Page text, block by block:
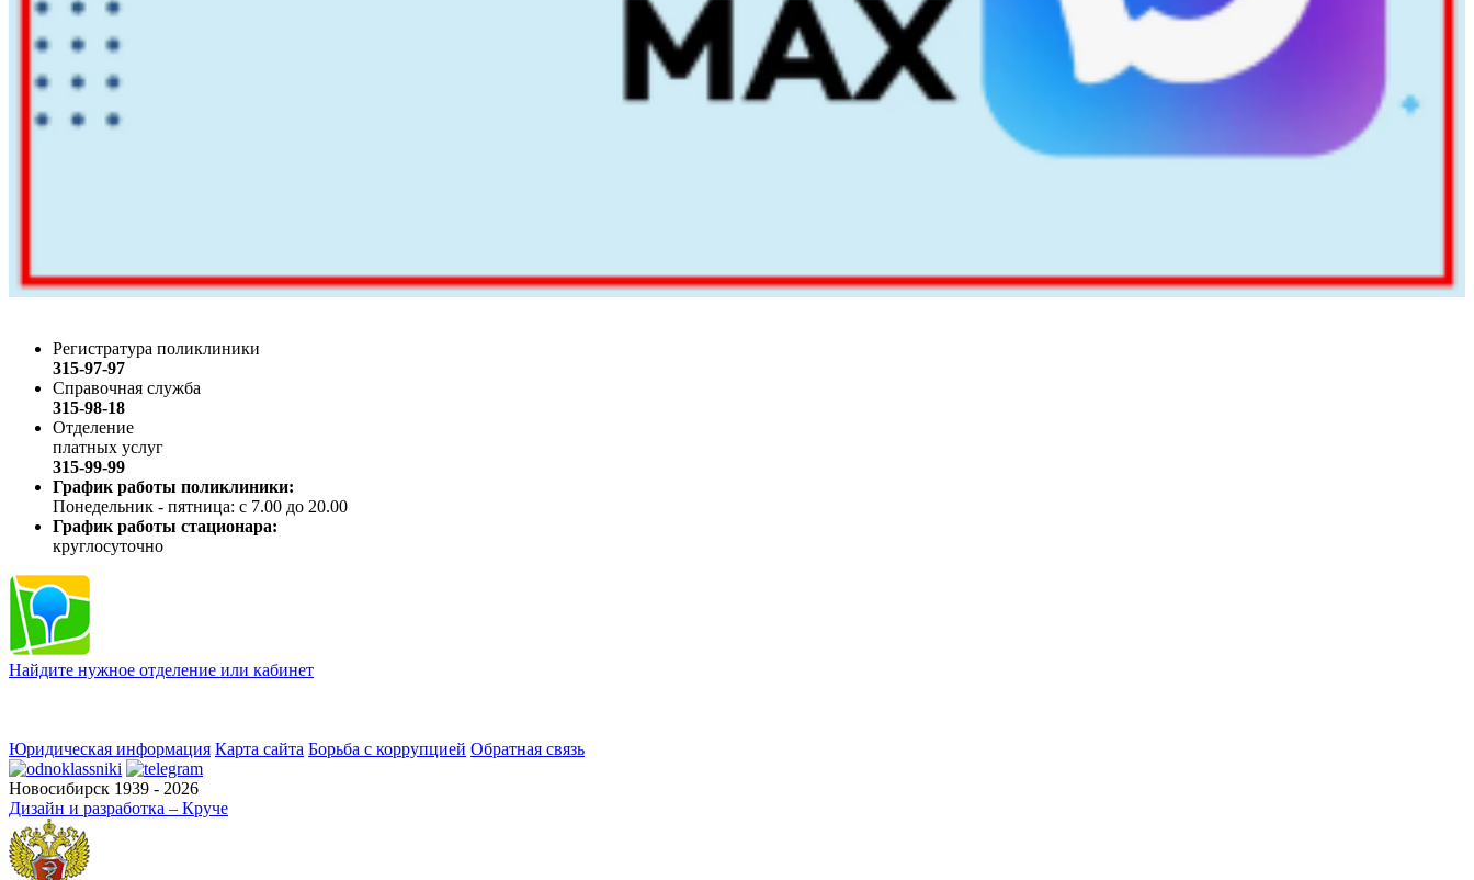
Регистратура поликлиники
315-97-97
Справочная служба
315-98-18
Отделение
платных услуг
315-99-99
График работы поликлиники:
Понедельник - пятница: с 7.00 до 20.00
График работы стационара:
круглосуточно
Найдите нужное отделение или кабинет
Юридическая информация Карта сайта Борьба с коррупцией Обратная связь
Новосибирск 1939 - 2026
Дизайн и разработка – Круче